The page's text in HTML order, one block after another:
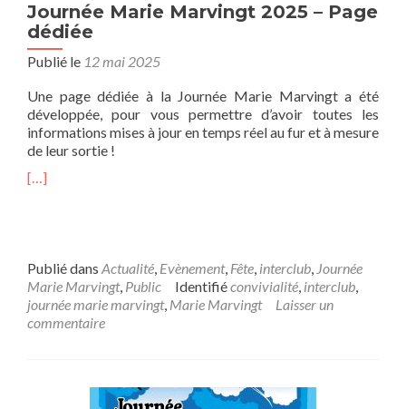
Journée Marie Marvingt 2025 – Page
dédiée
Publié le 12 mai 2025
Une page dédiée à la Journée Marie Marvingt a été
développée, pour vous permettre d’avoir toutes les
informations mises à jour en temps réel au fur et à mesure
de leur sortie !
[…]
Publié dans Actualité, Evènement, Fête, interclub, Journée
Marie Marvingt, Public Identifiéconvivialité, interclub,
journée marie marvingt, Marie Marvingt
Laisser un
commentaire